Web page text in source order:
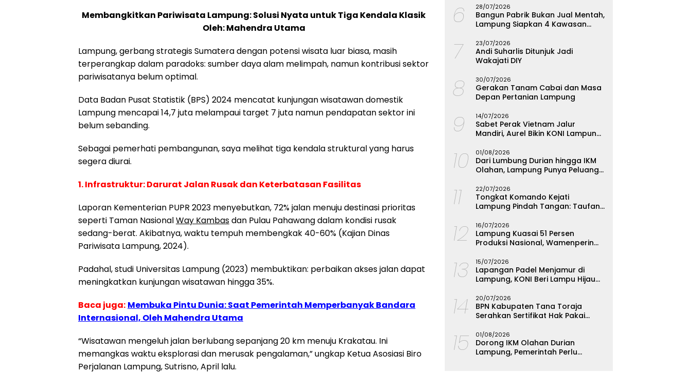
Membangkitkan Pariwisata Lampung: Solusi Nyata untuk Tiga Kendala Klasik
Oleh: Mahendra Utama
Lampung, gerbang strategis Sumatera dengan potensi wisata luar biasa, masih
terperangkap dalam paradoks: sumber daya alam melimpah, namun kontribusi sektor
pariwisatanya belum optimal.
Data Badan Pusat Statistik (BPS) 2024 mencatat kunjungan wisatawan domestik
Lampung mencapai 14,7 juta melampaui target 7 juta namun pendapatan sektor ini
belum sebanding.
Sebagai pemerhati pembangunan, saya melihat tiga kendala struktural yang harus
segera diurai.
1. Infrastruktur: Darurat Jalan Rusak dan Keterbatasan Fasilitas
Laporan Kementerian PUPR 2023 menyebutkan, 72% jalan menuju destinasi prioritas
seperti Taman NasionalWay Kambasdan Pulau Pahawang dalam kondisi rusak
sedang-berat. Akibatnya, waktu tempuh membengkak 40-60% (Kajian Dinas
Pariwisata Lampung, 2024).
Padahal, studi Universitas Lampung (2023) membuktikan: perbaikan akses jalan dapat
meningkatkan kunjungan wisatawan hingga 35%.
Baca juga: Membuka Pintu Dunia: Saat Pemerintah Memperbanyak Bandara
Internasional, Oleh Mahendra Utama
“Wisatawan mengeluh jalan berlubang sepanjang 20 km menuju Krakatau. Ini
memangkas waktu eksplorasi dan merusak pengalaman,” ungkap Ketua Asosiasi Biro
Perjalanan Lampung, Sutrisno, April lalu.
6 28/07/2026
Bangun Pabrik Bukan Jual Mentah,
Lampung Siapkan 4 Kawasan
7 23/07/2026
Andi Suharlis Ditunjuk Jadi
Wakajati DIY
8 30/07/2026
Gerakan Tanam Cabai dan Masa
Depan Pertanian Lampung
9 14/07/2026
Sabet Perak Vietnam Jalur
Mandiri, Aurel Bikin KONI Lampung
10 01/08/2026
Dari Lumbung Durian hingga IKM
Olahan, Lampung Punya Peluang
11 22/07/2026
Tongkat Komando Kejati
Lampung Pindah Tangan: Taufan
Wakajati
12 16/07/2026
Lampung Kuasai 51 Persen
Produksi Nasional, Wamenperin
Olahan Singkong
13 15/07/2026
Lapangan Padel Menjamur di
Lampung, KONI Beri Lampu Hijau
14 20/07/2026
BPN Kabupaten Tana Toraja
Serahkan Sertifikat Hak Pakai
15 01/08/2026
Dorong IKM Olahan Durian
Lampung, Pemerintah Perlu